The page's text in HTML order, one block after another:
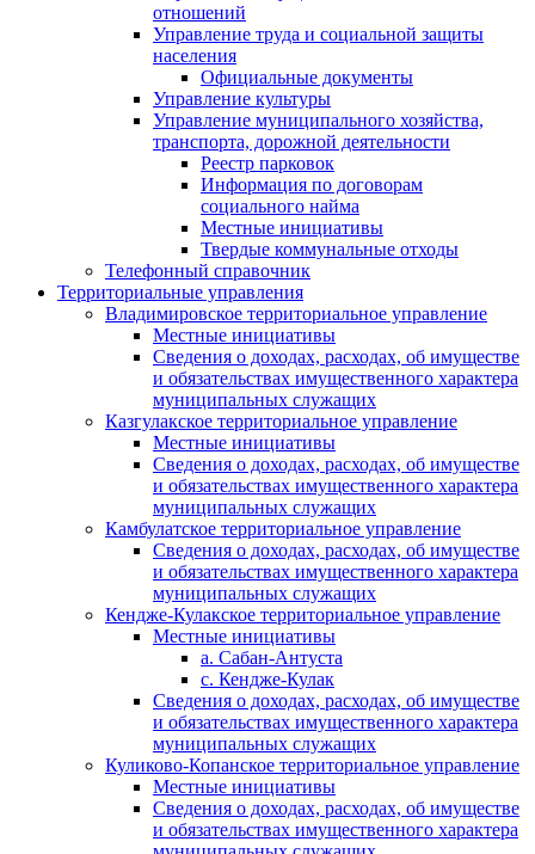
отношений
Управление труда и социальной защиты
населения
Официальные документы
Управление культуры
Управление муниципального хозяйства,
транспорта, дорожной деятельности
Реестр парковок
Информация по договорам
социального найма
Местные инициативы
Твердые коммунальные отходы
Телефонный справочник
Территориальные управления
Владимировское территориальное управление
Местные инициативы
Сведения о доходах, расходах, об имуществе
и обязательствах имущественного характера
муниципальных служащих
Казгулакское территориальное управление
Местные инициативы
Сведения о доходах, расходах, об имуществе
и обязательствах имущественного характера
муниципальных служащих
Камбулатское территориальное управление
Сведения о доходах, расходах, об имуществе
и обязательствах имущественного характера
муниципальных служащих
Кендже-Кулакское территориальное управление
Местные инициативы
а. Сабан-Антуста
с. Кендже-Кулак
Сведения о доходах, расходах, об имуществе
и обязательствах имущественного характера
муниципальных служащих
Куликово-Копанское территориальное управление
Местные инициативы
Сведения о доходах, расходах, об имуществе
и обязательствах имущественного характера